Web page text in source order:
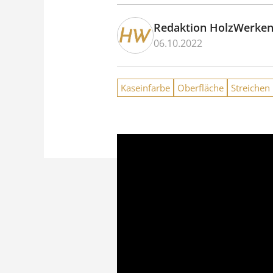
Redaktion HolzWerken
06.10.2022
Kaseinfarbe Oberfläche Streichen